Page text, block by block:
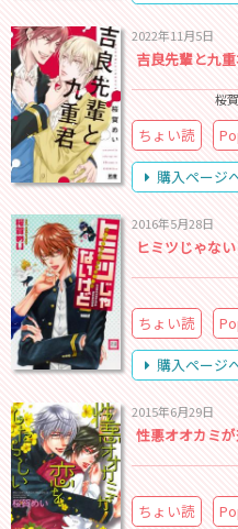
2022年11月5日
吉良先輩と九
桜
ちょい読
購入ページ
2016年5月28日
ヒミツじゃな
ちょい読
購入ページ
2015年6月29日
性悪オオカミ
ちょい読